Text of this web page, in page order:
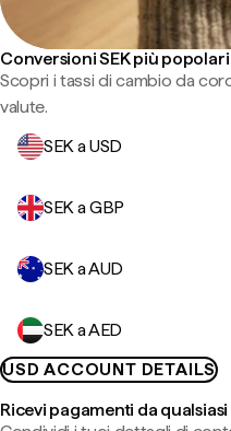
Conversioni SEK più popolari
Scopri i tassi di cambio da
valute.
SEK a USD
SEK a GBP
SEK a AUD
SEK a AED
USD ACCOUNT DETAILS
Ricevi pagamenti da